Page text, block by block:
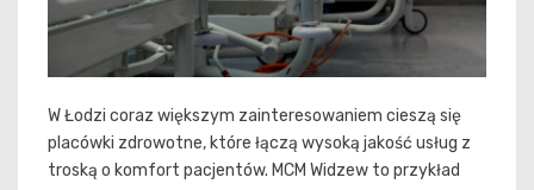
W Łodzi coraz większym zainteresowaniem cieszą się
placówki zdrowotne, które łączą wysoką jakość usług z
troską o komfort pacjentów. MCM Widzew to przykład